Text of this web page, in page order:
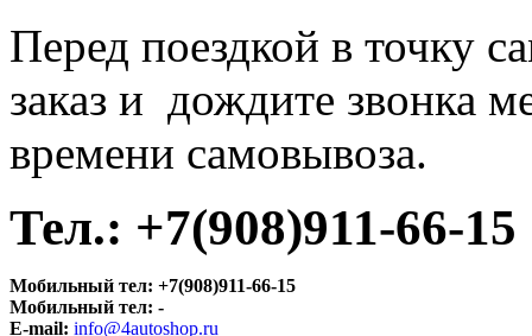
Перед поездкой в точку
заказ и дождите звонка
времени самовывоза.
Тел.: +7(908)911-66-15
Мобильный тел: +7(908)911-66-15
Мобильный тел: -
E-mail: info@4autoshop.ru